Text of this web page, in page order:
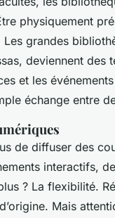
physiquement
Les grandes
deviennent des
et les
échange entre
de diffuser des
interactifs,
? La flexibilité.
Mais